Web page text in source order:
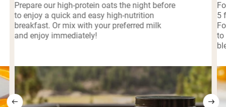
Prepare our high-protein oats the night before
to enjoy a quick and easy high-nutrition
breakfast. Or mix with your preferred milk
and enjoy immediately!
5
to